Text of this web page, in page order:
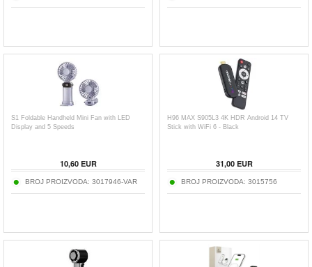
S1 Foldable Handheld Mini Fan with LED
Display and 5 Speeds
10,60EUR
BROJ PROIZVODA: 3017946-VAR
H96 MAX S905L3 4K HDR Android 14 TV
Stick with WiFi 6 - Black
31,00EUR
BROJ PROIZVODA: 3015756